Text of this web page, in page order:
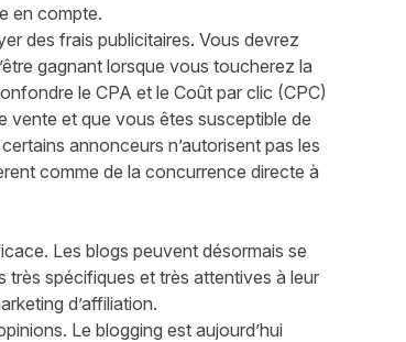
en compte.
des frais publicitaires. Vous devrez
gagnant lorsque vous toucherez la
le CPA et le Coût par clic (CPC)
vente et que vous êtes susceptible de
annonceurs n’autorisent pas les
comme de la concurrence directe à
Les blogs peuvent désormais se
spécifiques et très attentives à leur
d’affiliation.
Le blogging est aujourd’hui